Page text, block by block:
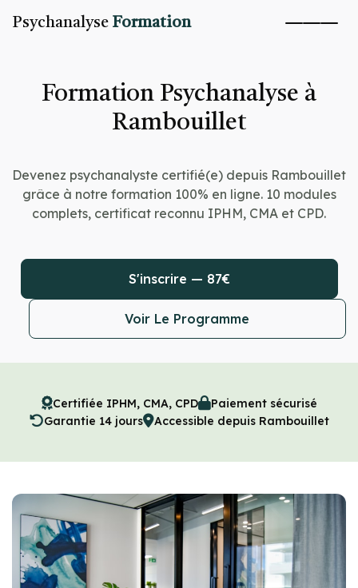
Psychanalyse Formation
Formation Psychanalyse à
Rambouillet
Devenez psychanalyste certifié(e) depuis Rambouillet
grâce à notre formation 100% en ligne. 10 modules
complets, certificat reconnu IPHM, CMA et CPD.
S'inscrire — 87€
Voir Le Programme
Certifiée IPHM, CMA, CPD
Paiement sécurisé
Garantie 14 jours
Accessible depuis Rambouillet